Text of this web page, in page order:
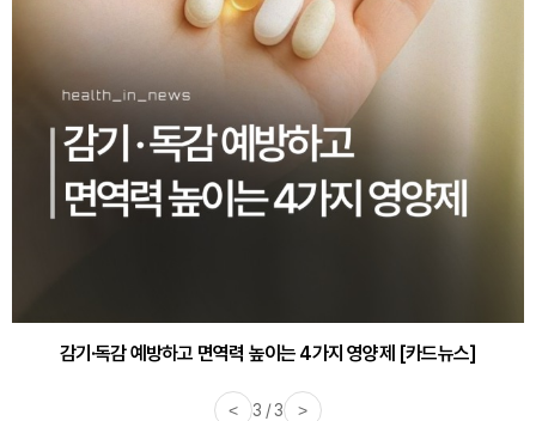
감기·독감 예방하고 면역력 높이는 4가지 영양제 [카드뉴스]
< 3 / 3 >